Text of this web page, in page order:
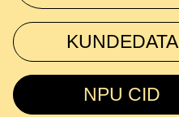
KUNDEDATA
NPU CID